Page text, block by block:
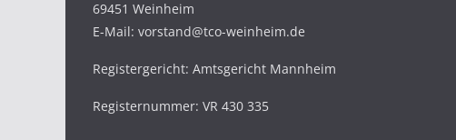
69451 Weinheim
E-Mail: vorstand@tco-weinheim.de
Registergericht: Amtsgericht Mannheim
Registernummer: VR 430 335